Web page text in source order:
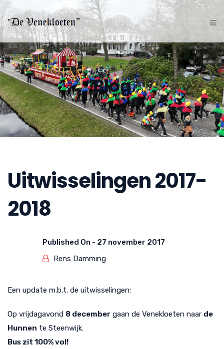
Blog
Uitwisselingen 2017-
2018
Published On - 27 november 2017
Rens Damming
Een update m.b.t. de uitwisselingen:
Op vrijdagavond 8 december gaan de Venekloeten naar de
Hunnen te Steenwijk.
Bus zit 100% vol!